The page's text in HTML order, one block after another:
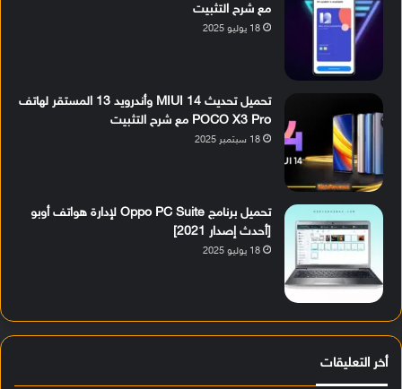
مع شرح التثبيت
18 يوليو 2025
تحميل تحديث MIUI 14 وأندرويد 13 المستقر لهاتف
POCO X3 Pro مع شرح التثبيت
18 سبتمبر 2025
تحميل برنامج Oppo PC Suite لإدارة هواتف أوبو
[أحدث إصدار 2021]
18 يوليو 2025
أخر التعليقات